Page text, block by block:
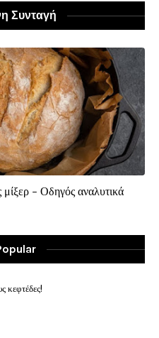
Συνταγή
μίξερ - Οδηγός αναλυτικά
κεφτέδες!